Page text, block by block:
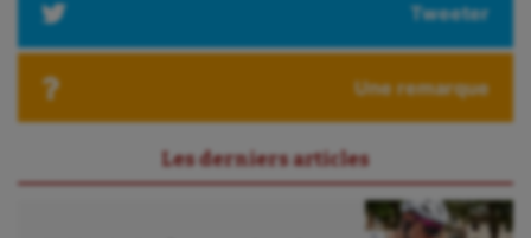
Tweeter
Une remarque
Les derniers articles